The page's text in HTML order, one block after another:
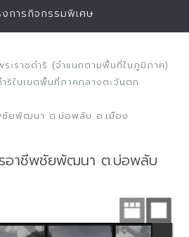
งการกิจกรรมพิเศษ
ระราชดำริ (จำแนกตามพื้นที่ในภูมิภาค)
ำริในเขตพื้นที่ภาคกลางตะวันตก
ชัยพัฒนา ต.บ่อพลับ อ.เมือง
รอาชีพชัยพัฒนา ต.บ่อพลับ